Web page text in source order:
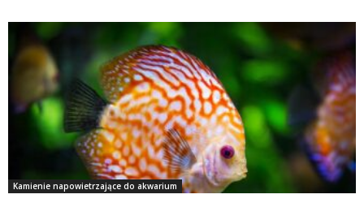
Kamienie napowietrzające do akwarium